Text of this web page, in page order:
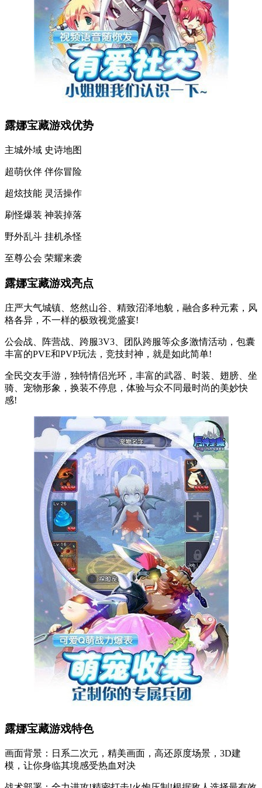
露娜宝藏游戏优势
主城外域 史诗地图
超萌伙伴 伴你冒险
超炫技能 灵活操作
刷怪爆装 神装掉落
野外乱斗 挂机杀怪
至尊公会 荣耀来袭
露娜宝藏游戏亮点
庄严大气城镇、悠然山谷、精致沼泽地貌，融合多种元素，风
格各异，不一样的极致视觉盛宴!
公会战、阵营战、跨服3V3、团队跨服等众多激情活动，包囊
丰富的PVE和PVP玩法，竞技封神，就是如此简单!
全民交友手游，独特情侣光环，丰富的武器、时装、翅膀、坐
骑、宠物形象，换装不停息，体验与众不同最时尚的美妙快
感!
露娜宝藏游戏特色
画面背景：日系二次元，精美画面，高还原度场景，3D建
模，让你身临其境感受热血对决